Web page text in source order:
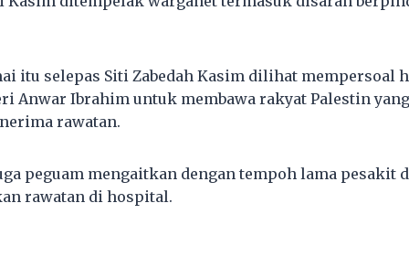
itu selepas Siti Zabedah Kasim dilihat mempersoal
Anwar Ibrahim untuk membawa rakyat Palestin
rawatan.
peguam mengaitkan dengan tempoh lama pesakit
rawatan di hospital.